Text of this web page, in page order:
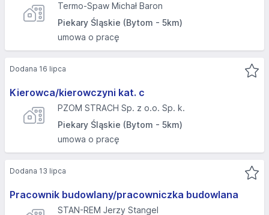
Termo-Spaw Michał Baron
Piekary Śląskie (Bytom - 5km)
umowa o pracę
Kierowca/kierowczyni kat. c
PZOM STRACH Sp. z o.o. Sp. k.
Piekary Śląskie (Bytom - 5km)
umowa o pracę
Dodana 16 lipca
Pracownik budowlany/pracowniczka budowlana
STAN-REM Jerzy Stangel
Dodana 13 lipca